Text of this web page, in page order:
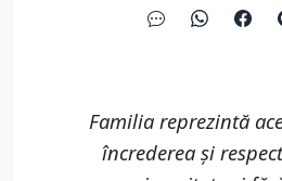
Familia reprezintă
încrederea și